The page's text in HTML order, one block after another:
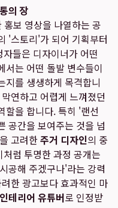
의 장
보 영상을 나열하는 공
'스토리'가 되어 기획부터
들은 디자이너가 어떤
서는 어떤 돌발 변수들이
지를 생생하게 목격합니
연하고 어렵게 느껴졌던
할을 합니다. 특히 '랜선
공간을 보여주는 것을 넘
고려한주거 디자인의 중
럼 투명한 과정 공개는
공해 주겠구나'라는 강력
한 광고보다 효과적인 마
인테리어 유튜버로 인정받